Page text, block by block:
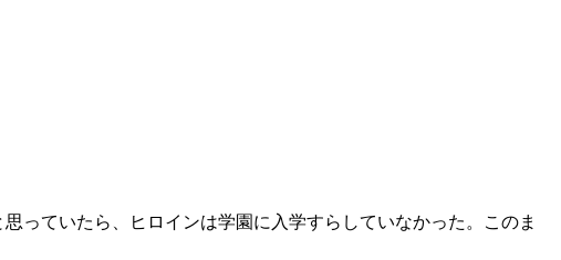
っていたら、ヒロインは学園に入学すらしていなかった。このま